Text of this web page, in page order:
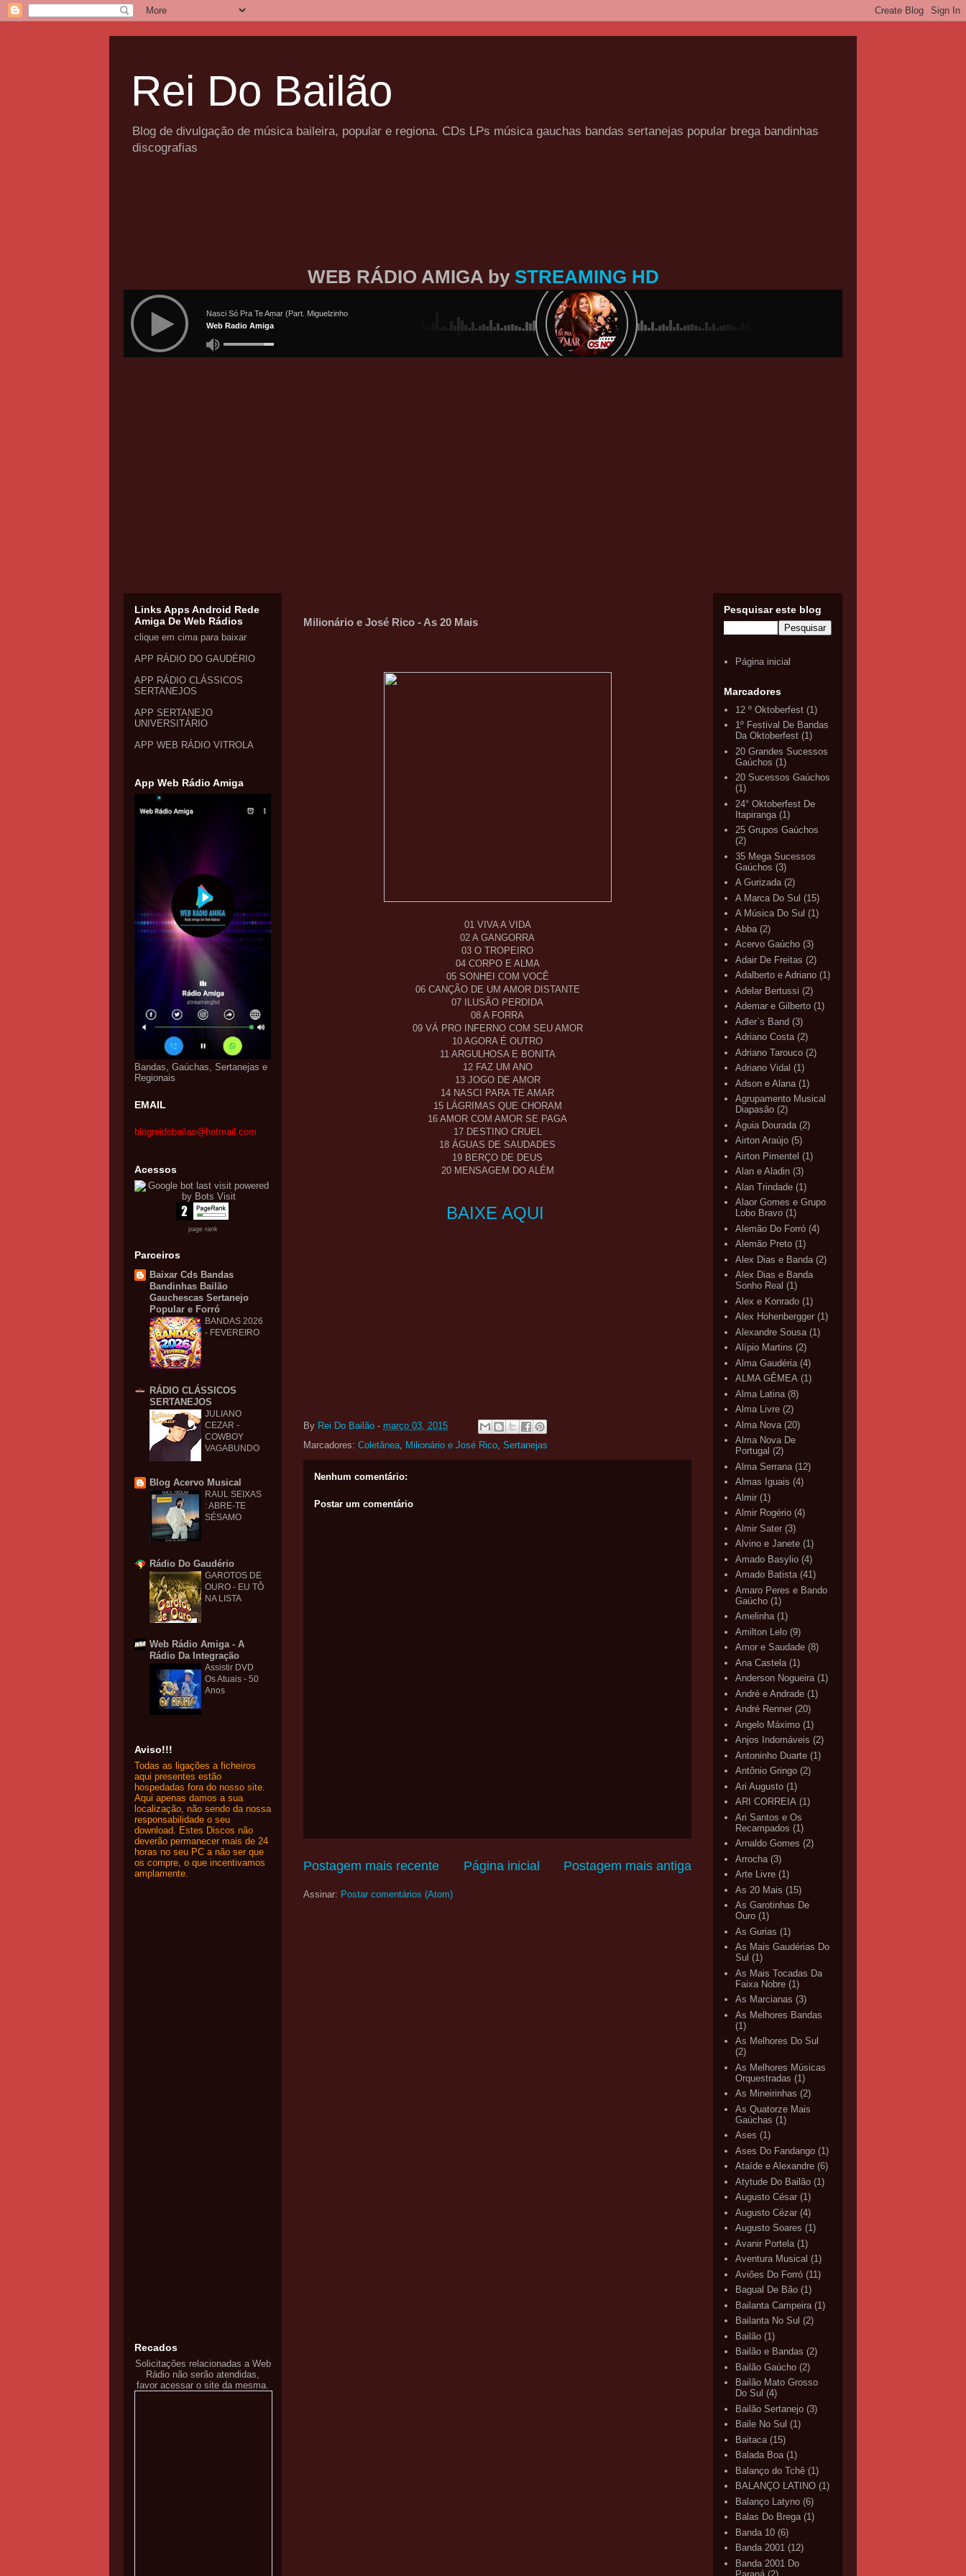
Rei Do Bailão
Blog de divulgação de música baileira, popular e regiona. CDs LPs música gauchas bandas sertanejas popular brega bandinhas
discografias
WEB RÁDIO AMIGA by STREAMING HD
Milionário e José Rico - As 20 Mais
01 VIVA A VIDA
02 A GANGORRA
03 O TROPEIRO
04 CORPO E ALMA
05 SONHEI COM VOCÊ
06 CANÇÃO DE UM AMOR DISTANTE
07 ILUSÃO PERDIDA
08 A FORRA
09 VÁ PRO INFERNO COM SEU AMOR
10 AGORA É OUTRO
11 ARGULHOSA E BONITA
12 FAZ UM ANO
13 JOGO DE AMOR
14 NASCI PARA TE AMAR
15 LÁGRIMAS QUE CHORAM
16 AMOR COM AMOR SE PAGA
17 DESTINO CRUEL
18 ÁGUAS DE SAUDADES
19 BERÇO DE DEUS
20 MENSAGEM DO ALÉM
BAIXE AQUI
By Rei Do Bailão - março 03, 2015
Marcadores: Coletânea, Milionário e José Rico, Sertanejas
Nenhum comentário:
Postar um comentário
Postagem mais recente Postagem mais antiga
Página inicial
Assinar: Postar comentários (Atom)
Links Apps Android Rede
Amiga De Web Rádios
clique em cima para baixar
APP RÁDIO DO GAUDÉRIO
APP RÁDIO CLÁSSICOS
SERTANEJOS
APP SERTANEJO
UNIVERSITÁRIO
APP WEB RÁDIO VITROLA
App Web Rádio Amiga
Bandas, Gaúchas, Sertanejas e
Regionais
EMAIL
blogreidobailao@hotmail.com
Acessos
page rank
Parceiros
Baixar Cds Bandas
Bandinhas Bailão
Gauchescas Sertanejo
Popular e Forró
BANDAS 2026
- FEVEREIRO
RÁDIO CLÁSSICOS
SERTANEJOS
JULIANO
CEZAR -
COWBOY
VAGABUNDO
Blog Acervo Musical
RAUL SEIXAS
: ABRE-TE
SÉSAMO
Rádio Do Gaudério
GAROTOS DE
OURO - EU TÔ
NA LISTA
Web Rádio Amiga - A
Rádio Da Integração
Assistir DVD
Os Atuais - 50
Anos
Aviso!!!
Todas as ligações a ficheiros
aqui presentes estão
hospedadas fora do nosso site.
Aqui apenas damos a sua
localização, não sendo da nossa
responsabilidade o seu
download. Estes Discos não
deverão permanecer mais de 24
horas no seu PC a não ser que
os compre, o que incentivamos
amplamente.
Recados
Solicitações relacionadas a Web
Rádio não serão atendidas,
favor acessar o site da mesma.
Pesquisar este blog
Página inicial
Marcadores
12 º Oktoberfest (1)
1º Festival De Bandas
Da Oktoberfest (1)
20 Grandes Sucessos
Gaúchos (1)
20 Sucessos Gaúchos
(1)
24° Oktoberfest De
Itapiranga (1)
25 Grupos Gaúchos
(2)
35 Mega Sucessos
Gaúchos (3)
A Gurizada (2)
A Marca Do Sul (15)
A Música Do Sul (1)
Abba (2)
Acervo Gaúcho (3)
Adair De Freitas (2)
Adalberto e Adriano (1)
Adelar Bertussi (2)
Ademar e Gilberto (1)
Adler`s Band (3)
Adriano Costa (2)
Adriano Tarouco (2)
Adriano Vidal (1)
Adson e Alana (1)
Agrupamento Musical
Diapasão (2)
Águia Dourada (2)
Airton Araújo (5)
Airton Pimentel (1)
Alan e Aladin (3)
Alan Trindade (1)
Alaor Gomes e Grupo
Lobo Bravo (1)
Alemão Do Forró (4)
Alemão Preto (1)
Alex Dias e Banda (2)
Alex Dias e Banda
Sonho Real (1)
Alex e Konrado (1)
Alex Hohenbergger (1)
Alexandre Sousa (1)
Alípio Martins (2)
Alma Gaudéria (4)
ALMA GÊMEA (1)
Alma Latina (8)
Alma Livre (2)
Alma Nova (20)
Alma Nova De
Portugal (2)
Alma Serrana (12)
Almas Iguais (4)
Almir (1)
Almir Rogério (4)
Almir Sater (3)
Alvino e Janete (1)
Amado Basylio (4)
Amado Batista (41)
Amaro Peres e Bando
Gaúcho (1)
Amelinha (1)
Amilton Lelo (9)
Amor e Saudade (8)
Ana Castela (1)
Anderson Nogueira (1)
André e Andrade (1)
André Renner (20)
Angelo Máximo (1)
Anjos Indomáveis (2)
Antoninho Duarte (1)
Antônio Gringo (2)
Ari Augusto (1)
ARI CORREIA (1)
Ari Santos e Os
Recampados (1)
Arnaldo Gomes (2)
Arrocha (3)
Arte Livre (1)
As 20 Mais (15)
As Garotinhas De
Ouro (1)
As Gurias (1)
As Mais Gaudérias Do
Sul (1)
As Mais Tocadas Da
Faixa Nobre (1)
As Marcianas (3)
As Melhores Bandas
(1)
As Melhores Do Sul
(2)
As Melhores Músicas
Orquestradas (1)
As Mineirinhas (2)
As Quatorze Mais
Gaúchas (1)
Ases (1)
Ases Do Fandango (1)
Ataíde e Alexandre (6)
Atytude Do Bailão (1)
Augusto César (1)
Augusto Cézar (4)
Augusto Soares (1)
Avanir Portela (1)
Aventura Musical (1)
Aviões Do Forró (11)
Bagual De Bão (1)
Bailanta Campeira (1)
Bailanta No Sul (2)
Bailão (1)
Bailão e Bandas (2)
Bailão Gaúcho (2)
Bailão Mato Grosso
Do Sul (4)
Bailão Sertanejo (3)
Baile No Sul (1)
Baitaca (15)
Balada Boa (1)
Balanço do Tchê (1)
BALANÇO LATINO (1)
Balanço Latyno (6)
Balas Do Brega (1)
Banda 10 (6)
Banda 2001 (12)
Banda 2001 Do